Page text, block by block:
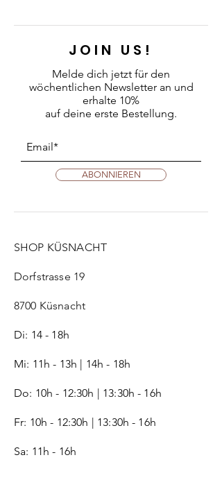
JOIN US!
Melde dich jetzt für den
wöchentlichen Newsletter an und
erhalte 10%
auf deine erste Bestellung.
ABONNIEREN
SHOP KÜSNACHT
Dorfstrasse 19
8700 Küsnacht
Di: 14 - 18h
Mi: 11h - 13h | 14h - 18h
Do: 10h - 12:30h | 13:30h - 16h
Fr: 10h - 12:30h | 13:30h - 16h
Sa: 11h - 16h